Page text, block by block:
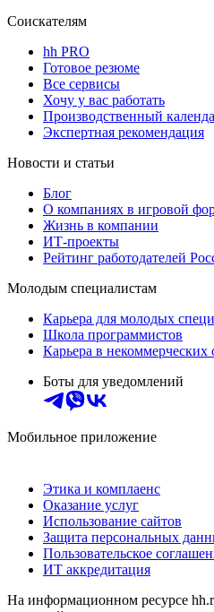
Соискателям
hh PRO
Готовое резюме
Все сервисы
Хочу у вас работать
Производственный
Экспертная рекомендация
Новости и статьи
Блог
О компаниях в игровой
Жизнь в компании
ИТ-проекты
Рейтинг работодателей
Молодым специалистам
Карьера для молодых
Школа программистов
Карьера в некоммерческих
Боты для уведомлений
Мобильное приложение
Этика и комплаенс
Оказание услуг
Использование сайтов
Защита персональных
Пользовательское
ИТ аккредитация
На информационном ресурсе